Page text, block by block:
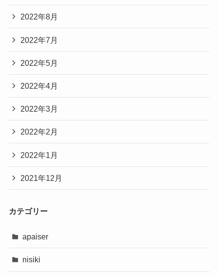
2022年8月
2022年7月
2022年5月
2022年4月
2022年3月
2022年2月
2022年1月
2021年12月
カテゴリー
apaiser
nisiki